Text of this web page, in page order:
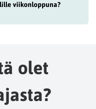
viikonloppuna?
olet